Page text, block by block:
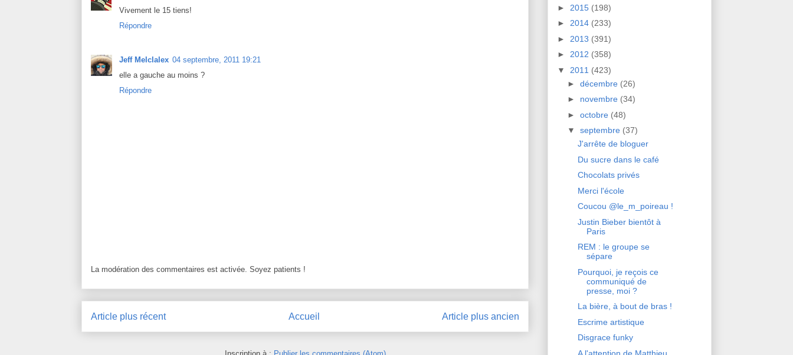
Vivement le 15 tiens!
Répondre
Jeff Melclalex 04 septembre, 2011 19:21
elle a gauche au moins ?
Répondre
La modération des commentaires est activée. Soyez patients !
Article plus récent Article plus ancien
Accueil
► 2015 (198)
► 2014 (233)
► 2013 (391)
► 2012 (358)
▼ 2011 (423)
► décembre (26)
► novembre (34)
► octobre (48)
▼ septembre (37)
J'arrête de bloguer
Du sucre dans le café
Chocolats privés
Merci l'école
Coucou @le_m_poireau !
Justin Bieber bientôt à
Paris
REM : le groupe se
sépare
Pourquoi, je reçois ce
communiqué de
presse, moi ?
La bière, à bout de bras !
Escrime artistique
Disgrace funky
A l'attention de Matthieu